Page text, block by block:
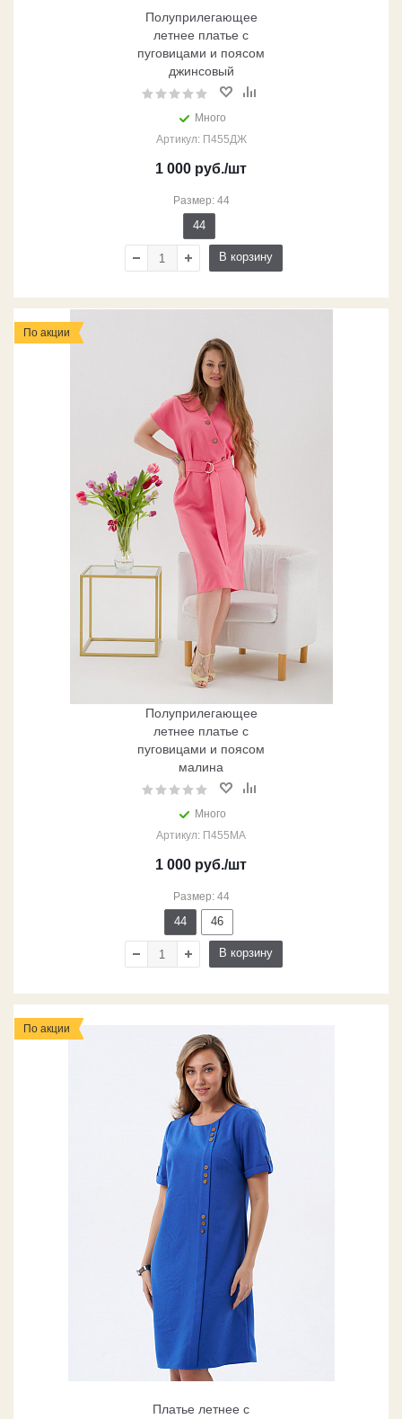
Полуприлегающее
летнее платье с
пуговицами и поясом
джинсовый
Много
Артикул: П455ДЖ
1 000 руб./шт
Размер: 44
44
В корзину
По акции
Полуприлегающее
летнее платье с
пуговицами и поясом
малина
Много
Артикул: П455МА
1 000 руб./шт
Размер: 44
44 46
В корзину
По акции
Платье летнее с